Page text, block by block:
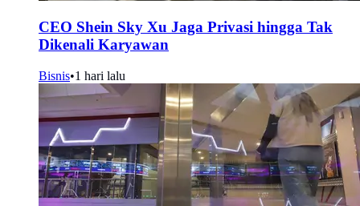
CEO Shein Sky Xu Jaga Privasi hingga Tak
Dikenali Karyawan
Bisnis•1 hari lalu